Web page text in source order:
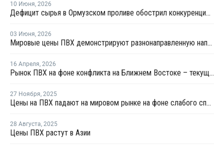
10 Июня, 2026
Дефицит сырья в Ормузском проливе обострил конкуренцию на рынке ПВХ в Азии
03 Июня, 2026
Мировые цены ПВХ демонстрируют разнонаправленную направленность
16 Апреля, 2026
Рынок ПВХ на фоне конфликта на Ближнем Востоке – текущая ситуация и прогноз мирового рынка ПВХ
27 Ноября, 2025
Цены на ПВХ падают на мировом рынке на фоне слабого спроса и высокого давления на рынки
28 Августа, 2025
Цены ПВХ растут в Азии